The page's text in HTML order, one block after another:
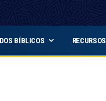
BÍBLICOS RECURSOS